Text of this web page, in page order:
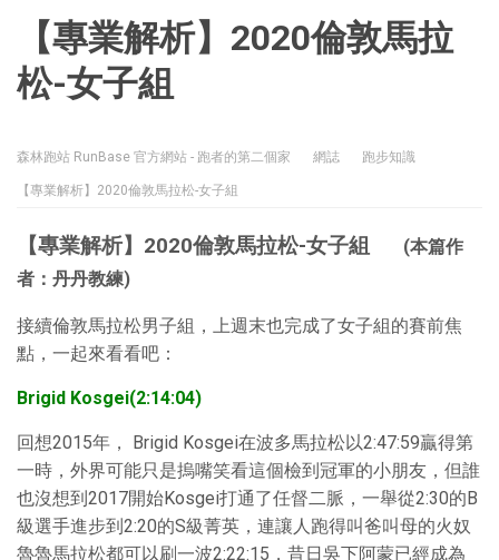
【專業解析】2020倫敦馬拉
松-女子組
森林跑站 RunBase 官方網站 - 跑者的第二個家 網誌 跑步知識
【專業解析】2020倫敦馬拉松-女子組
【專業解析】2020倫敦馬拉松-女子組
(本篇作
者：丹丹教練)
接續倫敦馬拉松男子組，上週末也完成了女子組的賽前焦
點，一起來看看吧：
Brigid Kosgei(2:14:04)
回想2015年， Brigid Kosgei在波多馬拉松以2:47:59贏得第
一時，外界可能只是摀嘴笑看這個檢到冠軍的小朋友，但誰
也沒想到2017開始Kosgei打通了任督二脈，一舉從2:30的B
級選手進步到2:20的S級菁英，連讓人跑得叫爸叫母的火奴
魯魯馬拉松都可以刷一波2:22:15，昔日吳下阿蒙已經成為